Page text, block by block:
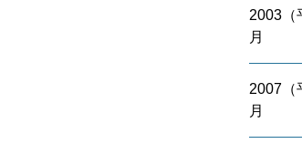
2003（
月
2007（
月